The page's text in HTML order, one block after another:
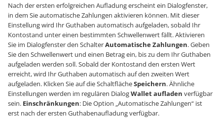
Nach der ersten erfolgreichen Aufladung erscheint ein Dialogfenster,
in dem Sie automatische Zahlungen aktivieren können. Mit dieser
Einstellung wird Ihr Guthaben automatisch aufgeladen, sobald Ihr
Kontostand unter einen bestimmten Schwellenwert fällt. Aktivieren
Sie im Dialogfenster den SchalterAutomatische Zahlungen. Geben
Sie den Schwellenwert und einen Betrag ein, bis zu dem Ihr Guthaben
aufgeladen werden soll. Sobald der Kontostand den ersten Wert
erreicht, wird Ihr Guthaben automatisch auf den zweiten Wert
aufgeladen. Klicken Sie auf die SchaltflächeSpeichern. Ähnliche
Einstellungen werden im regulären DialogWallet aufladen verfügbar
sein. Einschränkungen: Die Option „Automatische Zahlungen“ ist
erst nach der ersten Guthabenaufladung verfügbar.